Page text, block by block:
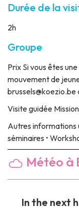
Durée de la
2h
Groupe
Prix Si vous êtes
mouvement de
brussels@koezio.be
Visite guidée
Autres informations
séminaires •
Météo à
In the next